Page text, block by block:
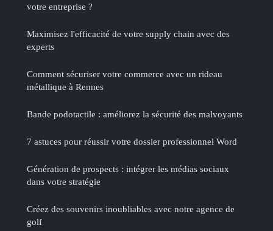
votre entreprise ?
Maximisez l'efficacité de votre supply chain avec des
experts
Comment sécuriser votre commerce avec un rideau
métallique à Rennes
Bande podotactile : améliorez la sécurité des malvoyants
7 astuces pour réussir votre dossier professionnel Word
Génération de prospects : intégrer les médias sociaux
dans votre stratégie
Créez des souvenirs inoubliables avec notre agence de
golf